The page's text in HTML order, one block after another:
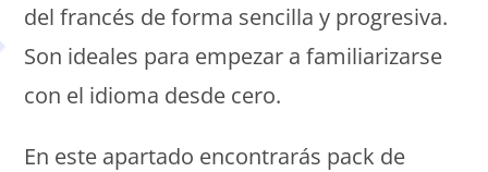
del francés de forma sencilla y progresiva.
Son ideales para empezar a familiarizarse
con el idioma desde cero.
En este apartado encontrarás pack de